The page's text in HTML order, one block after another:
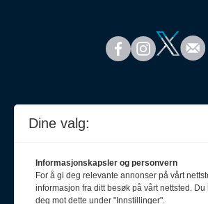
Dine valg:
Informasjonskapsler og personvern
For å gi deg relevante annonser på vårt
informasjon fra ditt besøk på vårt nettsted. Du
deg mot dette under "Innstillinger".